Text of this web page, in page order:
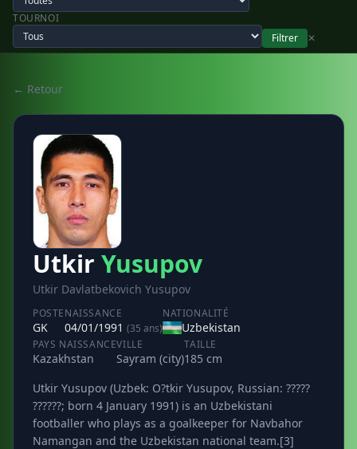
TOURNOI
Filtrer
✕
← Retour
Utkir Yusupov
Utkir Davlatbekovich Yusupov
POSTE
GK
NAISSANCE
04/01/1991 (35 ans)
NATIONALITÉ
Uzbekistan
PAYS NAISSANCE
Kazakhstan
VILLE
Sayram (city)
TAILLE
185 cm
Utkir Yusupov (Uzbek: O?tkir Yusupov, Russian: ?????
??????; born 4 January 1991) is an Uzbekistani
footballer who plays as a goalkeeper for Navbahor
Namangan and the Uzbekistan national team.[3]